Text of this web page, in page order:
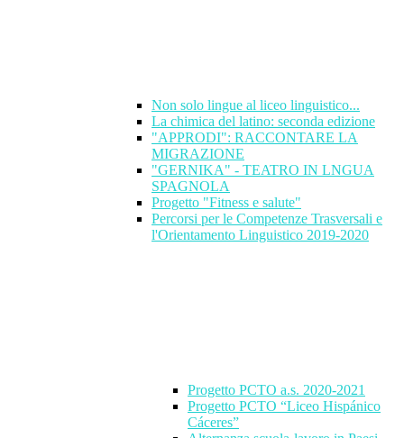
Non solo lingue al liceo linguistico...
La chimica del latino: seconda edizione
"APPRODI": RACCONTARE LA
MIGRAZIONE
"GERNIKA" - TEATRO IN LNGUA
SPAGNOLA
Progetto "Fitness e salute"
Percorsi per le Competenze Trasversali e
l'Orientamento Linguistico 2019-2020
Progetto PCTO a.s. 2020-2021
Progetto PCTO “Liceo Hispánico
Cáceres”